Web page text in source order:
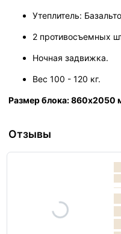
Утеплитель:
2 противосъемных
Ночная задвижка.
Вес 100 - 120 кг.
Размер блока:
Отзывы